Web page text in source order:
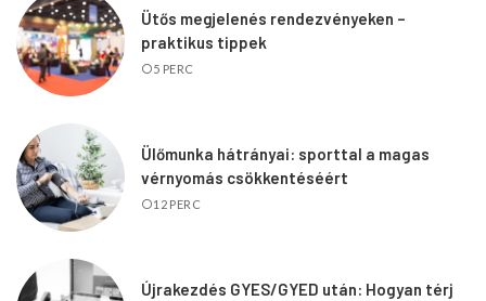
Ütős megjelenés rendezvényeken –
praktikus tippek
5 PERC
Ülőmunka hátrányai: sporttal a magas
vérnyomás csökkentéséért
12 PERC
Újrakezdés GYES/GYED után: Hogyan térj